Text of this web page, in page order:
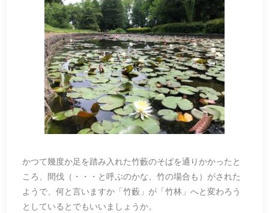
かつて幾度か足を踏み入れた竹藪のそばを通りかかったと
ころ、間伐（・・・と呼ぶのかな、竹の場合も）がされた
ようで、何と言いますか「竹藪」が「竹林」へと変わろう
としているとでもいいましょうか。